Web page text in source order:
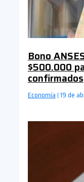
Bono
$500.000
confirmados
Economía | 19 de